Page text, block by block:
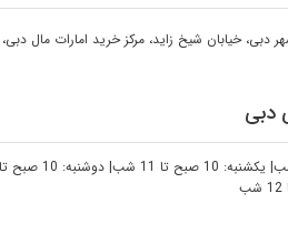
دبی، خیابان شیخ زاید، مرکز خرید امارات مال
دبی